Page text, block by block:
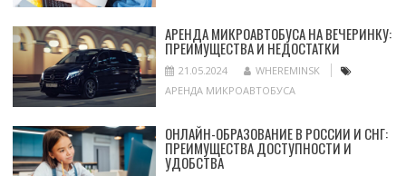
АРЕНДА МИКРОАВТОБУСА НА ВЕЧЕРИНКУ:
ПРЕИМУЩЕСТВА И НЕДОСТАТКИ
21.05.2024
WHEREMINSK
АРЕНДА МИКРОАВТОБУСА
ОНЛАЙН-ОБРАЗОВАНИЕ В РОССИИ И СНГ:
ПРЕИМУЩЕСТВА ДОСТУПНОСТИ И
УДОБСТВА